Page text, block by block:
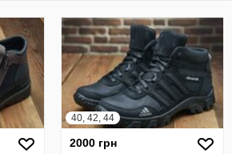
40, 42, 44
2000 грн